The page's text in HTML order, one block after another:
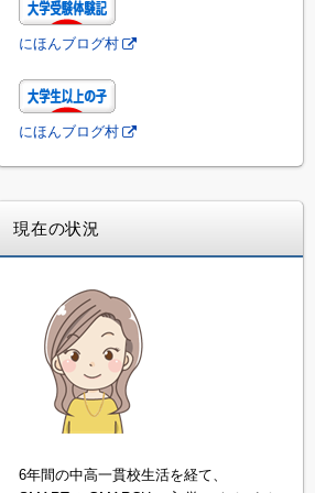
にほんブログ村
にほんブログ村
現在の状況
6年間の中高一貫校生活を経て、